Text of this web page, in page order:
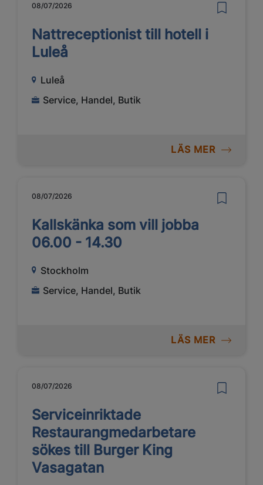
08/07/2026
Nattreceptionist till hotell i
Luleå
Luleå
Service, Handel, Butik
LÄS MER
08/07/2026
Kallskänka som vill jobba
06.00 - 14.30
Stockholm
Service, Handel, Butik
LÄS MER
08/07/2026
Serviceinriktade
Restaurangmedarbetare
sökes till Burger King
Vasagatan